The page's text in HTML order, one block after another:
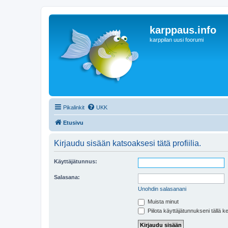
karppaus.info
karppilan uusi foorumi
Pikalinkit UKK
Etusivu
Kirjaudu sisään katsoaksesi tätä profiilia.
Käyttäjätunnus:
Salasana:
Unohdin salasanani
Muista minut
Piilota käyttäjätunnukseni tällä